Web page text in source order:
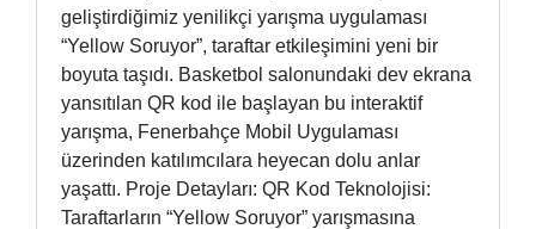
geliştirdiğimiz yenilikçi yarışma uygulaması
“Yellow Soruyor”, taraftar etkileşimini yeni bir
boyuta taşıdı. Basketbol salonundaki dev ekrana
yansıtılan QR kod ile başlayan bu interaktif
yarışma, Fenerbahçe Mobil Uygulaması
üzerinden katılımcılara heyecan dolu anlar
yaşattı. Proje Detayları: QR Kod Teknolojisi:
Taraftarların “Yellow Soruyor” yarışmasına